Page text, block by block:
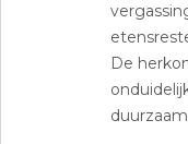
De